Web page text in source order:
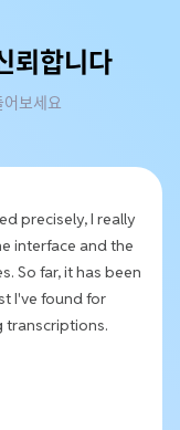
뢰합니다
보세요
precisely, I really
interface and the
So far, it has been
I've found for
transcriptions.